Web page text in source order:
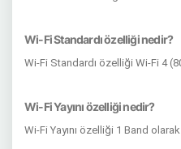
Wi-Fi Standardı özelliği nedir?
Wi-Fi Standardı özelliği Wi-Fi 4
Wi-Fi Yayını özelliği nedir?
Wi-Fi Yayını özelliği 1 Band